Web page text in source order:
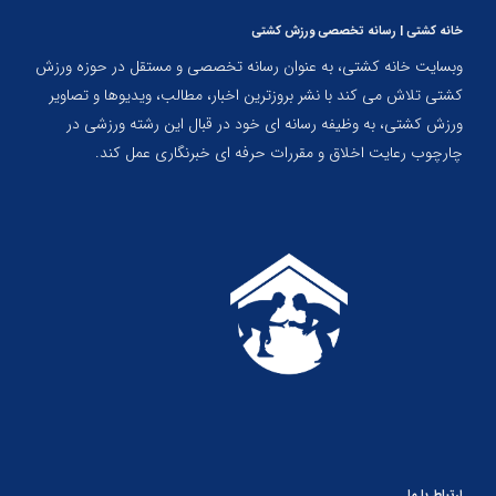
خانه کشتی | رسانه تخصصی ورزش کشتی
وبسایت خانه کشتی، به عنوان رسانه تخصصی و مستقل در حوزه ورزش
کشتی تلاش می کند با نشر بروزترین اخبار، مطالب، ویدیوها و تصاویر
ورزش کشتی، به وظیفه رسانه ای خود در قبال این رشته ورزشی در
چارچوب رعایت اخلاق و مقررات حرفه ای خبرنگاری عمل کند.